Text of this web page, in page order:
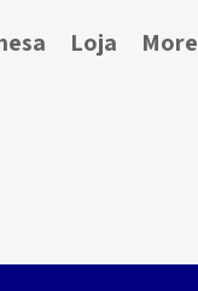
Loja More